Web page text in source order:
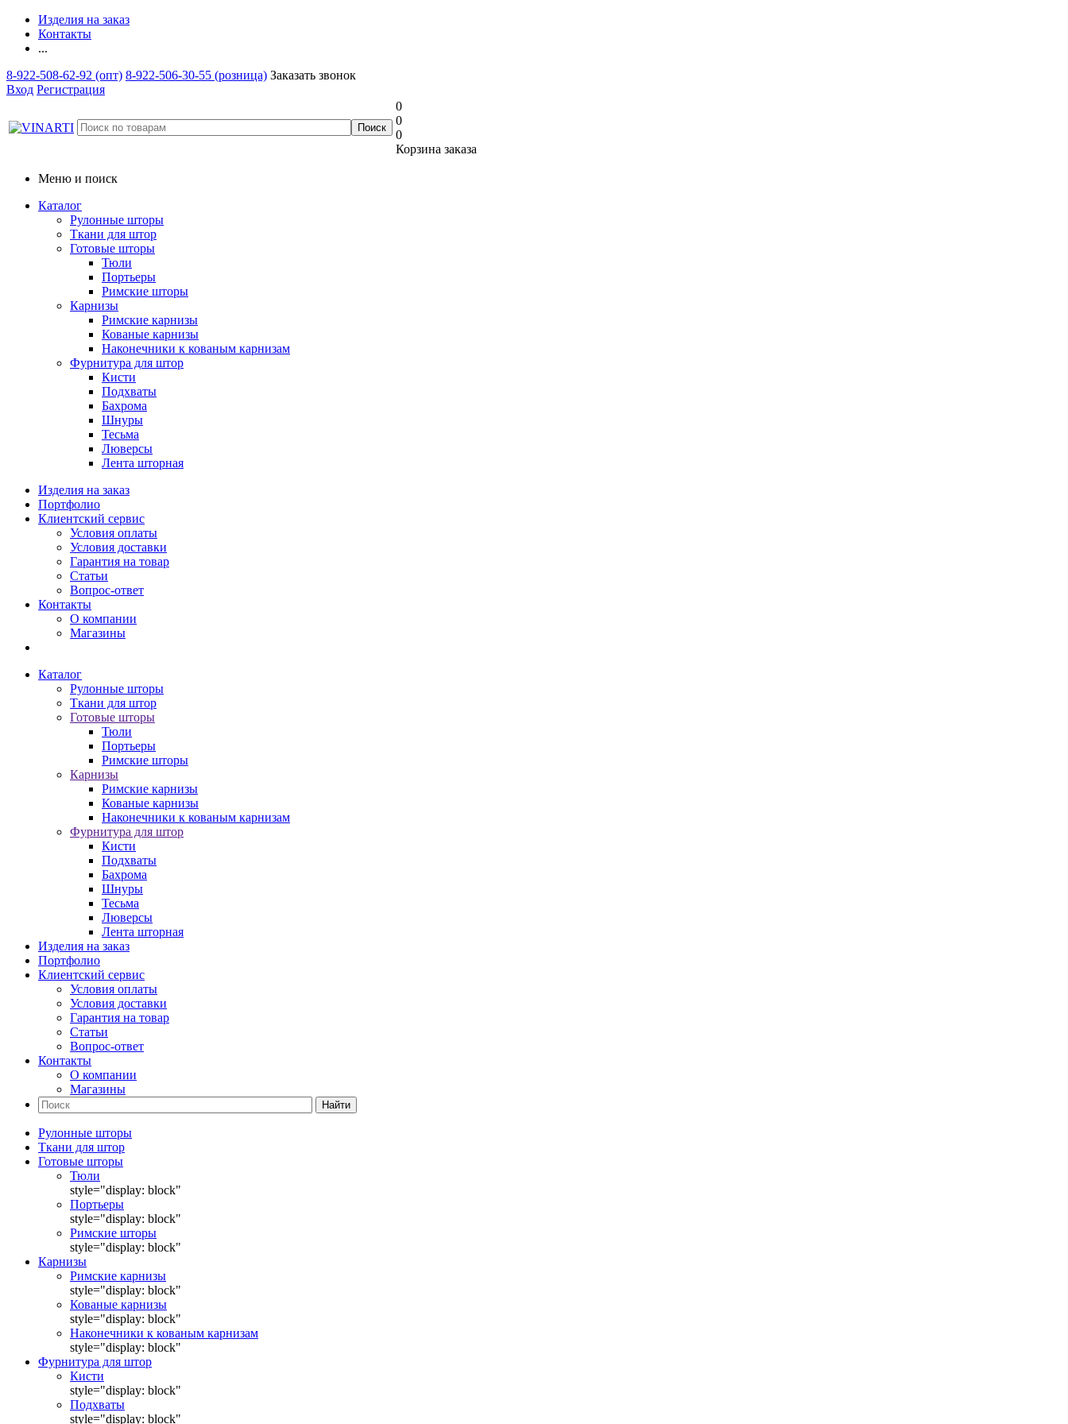
Изделия на заказ
Контакты
...
8-922-508-62-92 (опт) 8-922-506-30-55 (розница) Заказать звонок
Вход Регистрация
0
0
0
Корзина заказа
Меню и поиск
Каталог
Рулонные шторы
Ткани для штор
Готовые шторы
Тюли
Портьеры
Римские шторы
Карнизы
Римские карнизы
Кованые карнизы
Наконечники к кованым карнизам
Фурнитура для штор
Кисти
Подхваты
Бахрома
Шнуры
Тесьма
Люверсы
Лента шторная
Изделия на заказ
Портфолио
Клиентский сервис
Условия оплаты
Условия доставки
Гарантия на товар
Статьи
Вопрос-ответ
Контакты
О компании
Магазины
Каталог
Рулонные шторы
Ткани для штор
Готовые шторы
Тюли
Портьеры
Римские шторы
Карнизы
Римские карнизы
Кованые карнизы
Наконечники к кованым карнизам
Фурнитура для штор
Кисти
Подхваты
Бахрома
Шнуры
Тесьма
Люверсы
Лента шторная
Изделия на заказ
Портфолио
Клиентский сервис
Условия оплаты
Условия доставки
Гарантия на товар
Статьи
Вопрос-ответ
Контакты
О компании
Магазины
Найти
Рулонные шторы
Ткани для штор
Готовые шторы
Тюли
style="display: block"
Портьеры
style="display: block"
Римские шторы
style="display: block"
Карнизы
Римские карнизы
style="display: block"
Кованые карнизы
style="display: block"
Наконечники к кованым карнизам
style="display: block"
Фурнитура для штор
Кисти
style="display: block"
Подхваты
style="display: block"